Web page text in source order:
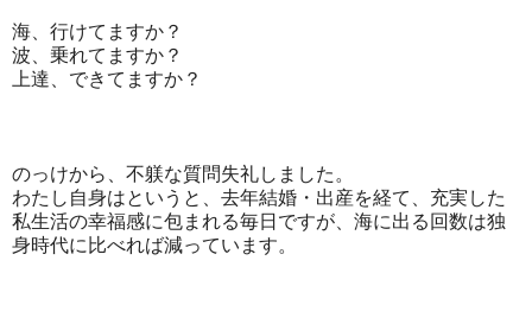
海、行けてますか？
波、乗れてますか？
上達、できてますか？
のっけから、不躾な質問失礼しました。
わたし自身はというと、去年結婚・出産を経て、充実した
私生活の幸福感に包まれる毎日ですが、海に出る回数は独
身時代に比べれば減っています。